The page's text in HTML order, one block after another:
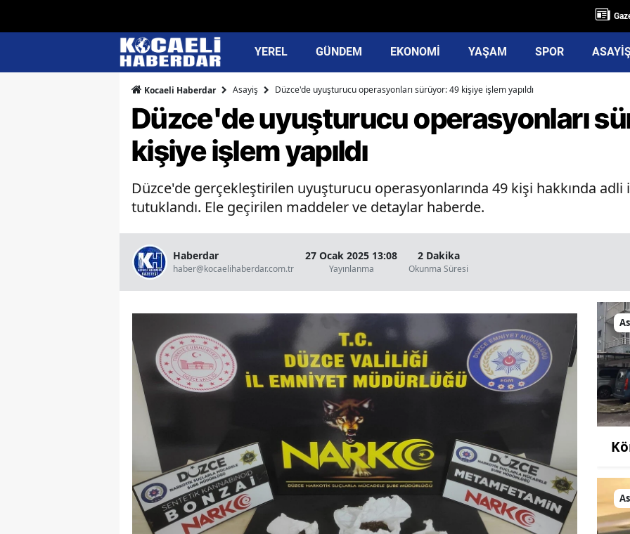
YEREL GÜNDEM EKONOMİ YAŞAM SPOR
Kocaeli Haberdar Asayiş Düzce'de uyuşturucu operasyonları sürüyor: 49 kişiye işlem yapıldı
Düzce'de uyuşturucu operasyonları
kişiye işlem yapıldı
Düzce'de gerçekleştirilen uyuşturucu operasyonlarında 49 kişi hakkında adli
tutuklandı. Ele geçirilen maddeler ve detaylar haberde.
Haberdar
haber@kocaelihaberdar.com.tr
27 Ocak 2025 13:08
Yayınlanma
2 Dakika
Okunma Süresi